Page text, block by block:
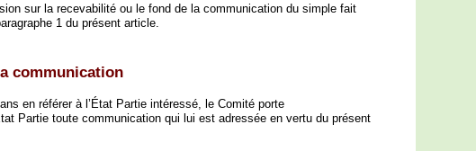
sur la recevabilité ou le fond de la communication du simple fait
1 du présent article.
communication
en référer à l’État Partie intéressé, le Comité porte
Partie toute communication qui lui est adressée en vertu du présent